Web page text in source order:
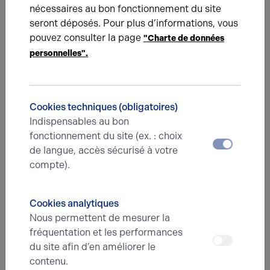
local mutualisé avec d'autres commerces et situé dans
un périmètre autorisant un réapprovisionnement
rapide et pour un coût maîtrisé.
Des critères décisifs pour une transaction
L’attractivité d’un local commercial ou d’un entrepôt
situé à proximité ou au cœur de la ville repose en
partie sur ses capacités à répondre à ces nouvelles
contraintes. Les biens les mieux situés offrent ainsi de
durée d'exploitation du local ainsi qu’aux acquéreurs
avec de belles perspectives de valorisation à la revente
puisque ces facteurs tendent à gagner en puissance.
nécessaires au bon fonctionnement du site
seront déposés. Pour plus d’informations, vous
pouvez consulter la page "Charte de données
personnelles".
Cookies techniques (obligatoires)
Indispensables au bon
fonctionnement du site (ex. : choix
de langue, accès sécurisé à votre
compte).
Cookies analytiques
Nous permettent de mesurer la
fréquentation et les performances
du site afin d’en améliorer le
contenu.